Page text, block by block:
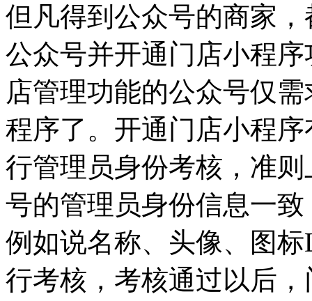
但凡得到公众号的商家
公众号并开通门店小程
店管理功能的公众号仅
程序了。开通门店小程
行管理员身份考核，准
号的管理员身份信息一
例如说名称、头像、图
行考核，考核通过以后